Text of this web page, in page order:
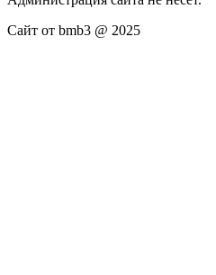
Сайт от bmb3 @ 2025